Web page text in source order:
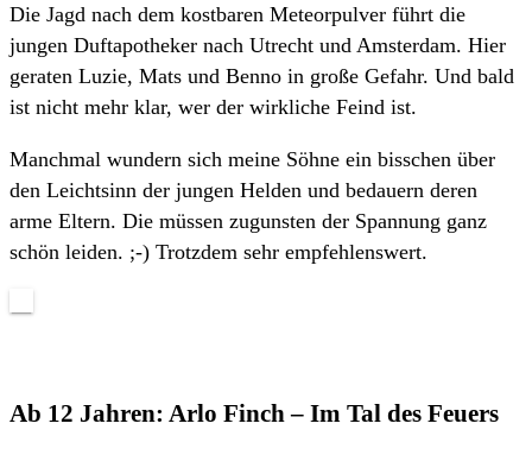
Die Jagd nach dem kostbaren Meteorpulver führt die
jungen Duftapotheker nach Utrecht und Amsterdam. Hier
geraten Luzie, Mats und Benno in große Gefahr. Und bald
ist nicht mehr klar, wer der wirkliche Feind ist.
Manchmal wundern sich meine Söhne ein bisschen über
den Leichtsinn der jungen Helden und bedauern deren
arme Eltern. Die müssen zugunsten der Spannung ganz
schön leiden. ;-) Trotzdem sehr empfehlenswert.
Ab 12 Jahren: Arlo Finch – Im Tal des Feuers